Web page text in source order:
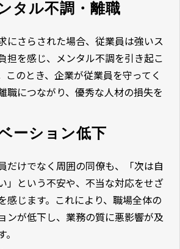
タル不調・離職
にさらされた場合、従業員は強いス
担を感じ、メンタル不調を引き起こ
このとき、企業が従業員を守ってく
職につながり、優秀な人材の損失を
ーション低下
だけでなく周囲の同僚も、「次は自
」という不安や、不当な対応をせざ
感じます。これにより、職場全体の
ンが低下し、業務の質に悪影響が及